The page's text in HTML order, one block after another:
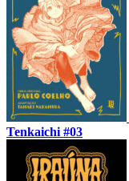
Tenkaichi #03